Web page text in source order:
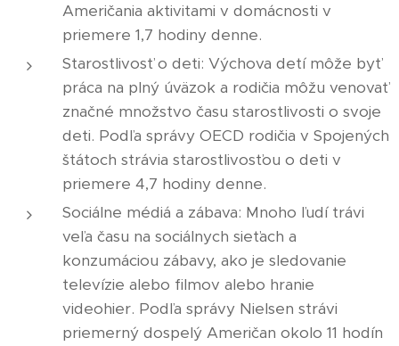
Američania aktivitami v domácnosti v
priemere 1,7 hodiny denne.
Starostlivosť o deti: Výchova detí môže byť
práca na plný úväzok a rodičia môžu venovať
značné množstvo času starostlivosti o svoje
deti. Podľa správy OECD rodičia v Spojených
štátoch strávia starostlivosťou o deti v
priemere 4,7 hodiny denne.
Sociálne médiá a zábava: Mnoho ľudí trávi
veľa času na sociálnych sieťach a
konzumáciou zábavy, ako je sledovanie
televízie alebo filmov alebo hranie
videohier. Podľa správy Nielsen strávi
priemerný dospelý Američan okolo 11 hodín